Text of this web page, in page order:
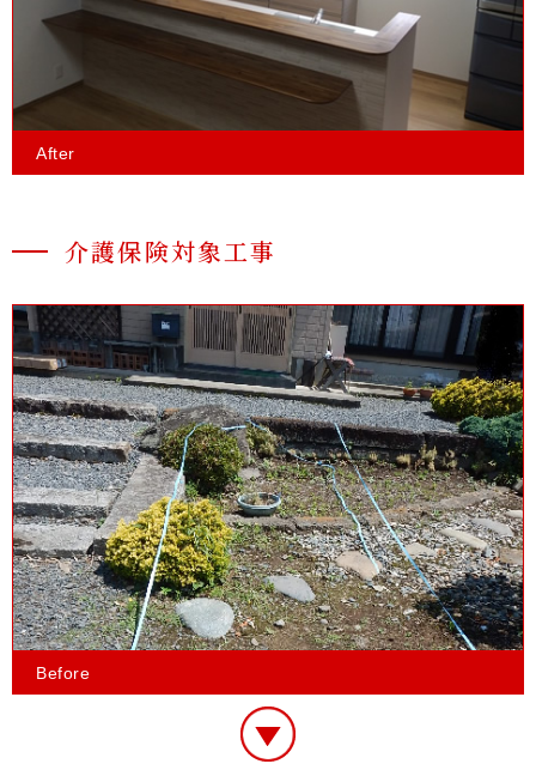
After
介護保険対象工事
Before